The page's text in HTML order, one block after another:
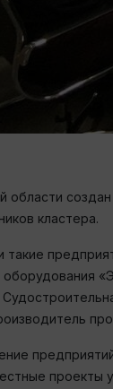
области
кластера.
такие
оборудования
проекты